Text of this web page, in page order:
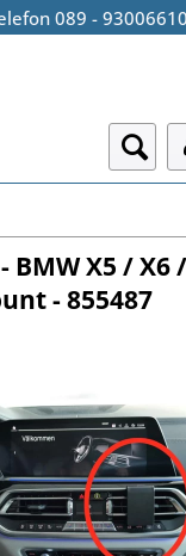
089 - 93006610
X5 / X6
- 855487